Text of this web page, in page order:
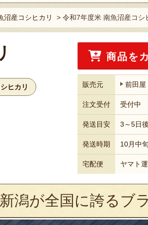
沼産コシヒカリ > 令和7年度米 南魚沼産コシ
ヒカリ
商品を
販売元 前田屋
注文受付 受付中
発送目安 3～5日後
発送時期 10月中
宅配便 ヤマト
潟が全国に誇るブ